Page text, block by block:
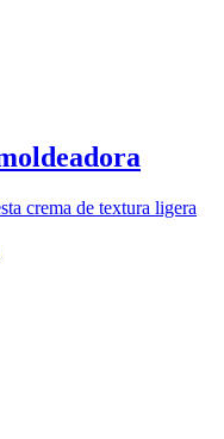
crema de textura ligera